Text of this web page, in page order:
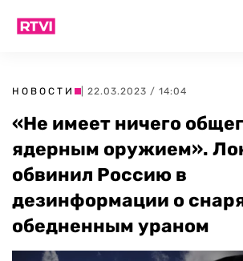
НОВОСТИ | 22.03.2023 / 14:04
«Не имеет ничего
ядерным оружием».
обвинил Россию в
дезинформации о
обедненным ураном